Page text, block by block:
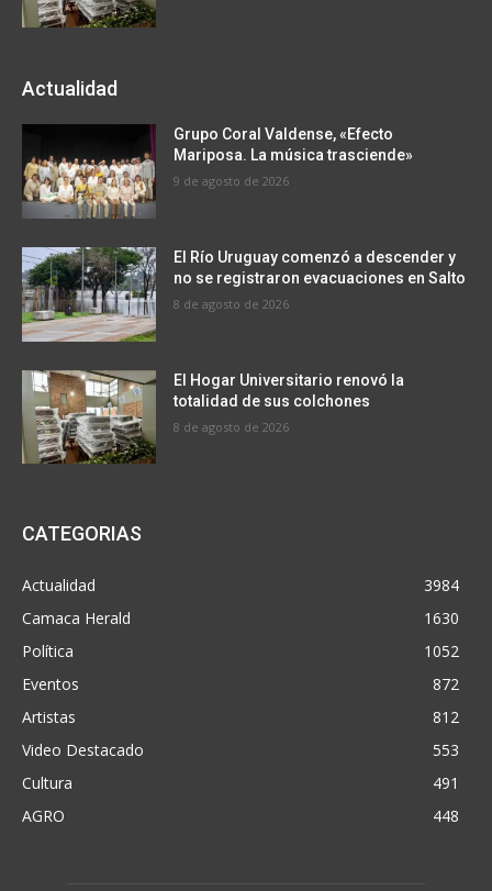
Actualidad
Grupo Coral Valdense, «Efecto
Mariposa. La música trasciende»
9 de agosto de 2026
El Río Uruguay comenzó a descender y
no se registraron evacuaciones en Salto
8 de agosto de 2026
El Hogar Universitario renovó la
totalidad de sus colchones
8 de agosto de 2026
CATEGORIAS
Actualidad
3984
Camaca Herald
1630
Política
1052
Eventos
872
Artistas
812
Video Destacado
553
Cultura
491
AGRO
448